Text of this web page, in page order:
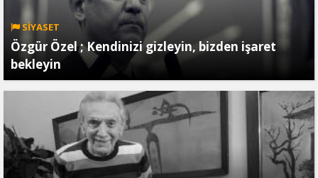
SİYASET
Özgür Özel ; Kendinizi gizleyin, bizden işaret
bekleyin